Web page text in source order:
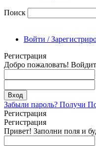
Поиск
Войти /
Регистрация
Добро пожаловать!
Забыли пароль? Получи
Регистрация
Регистрация
Привет! Заполни поля и